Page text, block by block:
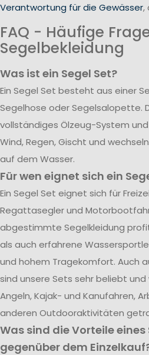
Verantwortung für die Gewässer,
FAQ - Häufige
Segelbekleidung
Was ist ein Segel Set?
Ein Segel Set besteht aus einer
Segelhose oder Segelsalopette.
vollständiges Ölzeug-System
Wind, Regen, Gischt und
auf dem Wasser.
Für wen eignet sich ein
Ein Segel Set eignet sich für
Regattasegler und
abgestimmte Segelkleidung
als auch erfahrene
und hohem Tragekomfort. Auch
sind unsere Sets sehr beliebt
Angeln, Kajak- und Kanufahren,
anderen Outdooraktivitäten
Was sind die Vorteile eines
gegenüber dem